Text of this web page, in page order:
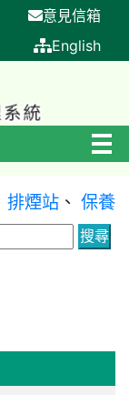
意見信箱
English
排煙站 、 保養